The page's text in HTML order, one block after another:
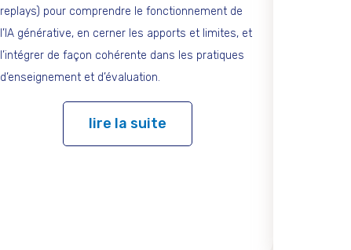
replays) pour comprendre le fonctionnement de
l’IA générative, en cerner les apports et limites, et
l’intégrer de façon cohérente dans les pratiques
d’enseignement et d’évaluation.
lire la suite